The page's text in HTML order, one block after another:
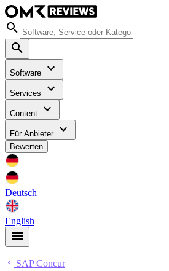
Software
Services
Content
Für Anbieter
Bewerten
Deutsch
English
SAP Concur